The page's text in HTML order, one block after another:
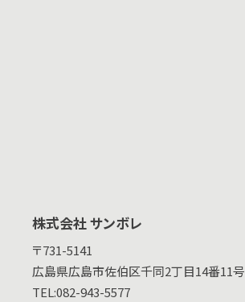
株式会社 サンボレ
〒731-5141
広島県広島市佐伯区千同2丁目14番11号
TEL:082-943-5577